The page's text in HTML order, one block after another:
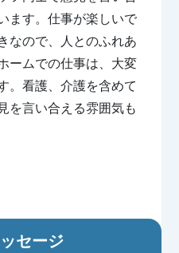
ます。仕事が楽しいで
なので、人とのふれあ
ームでの仕事は、大変
。看護、介護を含めて
を言い合える雰囲気も
セージ